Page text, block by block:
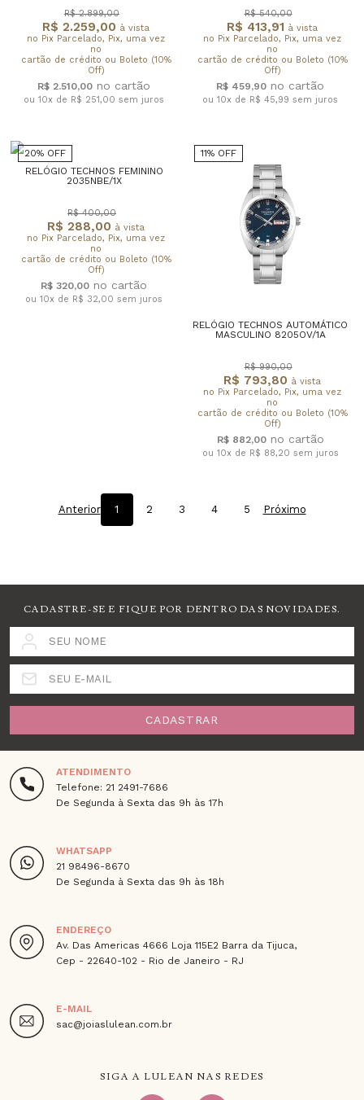
R$ 2.259,00 à vista
no Pix Parcelado, Pix, uma vez
no
cartão de crédito ou Boleto (10%
Off)
R$ 2.899,00
R$ 2.510,00
ou 10x de R$ 251,00 sem juros
R$ 413,91 à vista
no Pix Parcelado, Pix, uma vez
no
cartão de crédito ou Boleto (10%
Off)
R$ 540,00
R$ 459,90
ou 10x de R$ 45,99 sem juros
20% OFF
RELÓGIO TECHNOS FEMININO
2035NBE/1X
R$ 288,00 à vista
no Pix Parcelado, Pix, uma vez
no
cartão de crédito ou Boleto (10%
Off)
R$ 400,00
R$ 320,00
ou 10x de R$ 32,00 sem juros
11% OFF
RELÓGIO TECHNOS AUTOMÁTICO
MASCULINO 8205OV/1A
R$ 793,80 à vista
no Pix Parcelado, Pix, uma vez
no
cartão de crédito ou Boleto (10%
Off)
R$ 990,00
R$ 882,00
ou 10x de R$ 88,20 sem juros
Anterior 1 2 3 4 5 Próximo
CADASTRE-SE E FIQUE POR DENTRO DAS NOVIDADES.
SEU NOME
SEU E-MAIL
CADASTRAR
ATENDIMENTO
Telefone: 21 2491-7686
De Segunda à Sexta das 9h às 17h
WHATSAPP
21 98496-8670
De Segunda à Sexta das 9h às 18h
ENDEREÇO
Av. Das Americas 4666 Loja 115E2 Barra da Tijuca,
Cep - 22640-102 - Rio de Janeiro - RJ
E-MAIL
sac@joiaslulean.com.br
SIGA A LULEAN NAS REDES